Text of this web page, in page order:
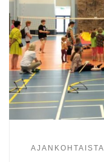
AJANKOHTAISTA